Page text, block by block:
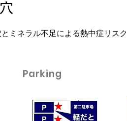
ミネラル不足による熱中症リスク
症を引き起こしてしまう ことがあ
今回は、水分補給の“落とし
Parking